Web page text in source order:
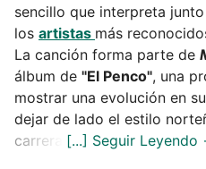
sencillo que interpreta
los artistas más
La canción forma parte de
álbum de "El Penco", una
mostrar una evolución en
dejar de lado el estilo
carrera.